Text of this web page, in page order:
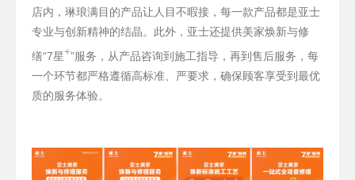
店内，琳琅满目的产品让人目不暇接，每一款产品都是亚士
专业与创新精神的结晶。此外，亚士还提供美家焕新与修
缮“7星+”服务，从产品咨询到施工指导，再到售后服务，每
一个环节都严格遵循高标准、严要求，确保顾客享受到最优
质的服务体验。